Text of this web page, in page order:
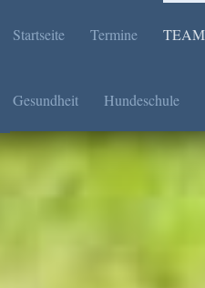
Startseite Termine
Gesundheit Hundeschule